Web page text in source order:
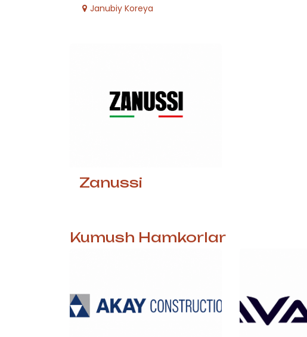
Janubiy Koreya
Zanussi
Kumush Hamkorlar